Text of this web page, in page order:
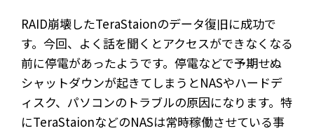
RAID崩壊したTeraStaionのデータ復旧に成功で
す。今回、よく話を聞くとアクセスができなくなる
前に停電があったようです。停電などで予期せぬ
シャットダウンが起きてしまうとNASやハードデ
ィスク、パソコンのトラブルの原因になります。特
にTeraStaionなどのNASは常時稼働させている事